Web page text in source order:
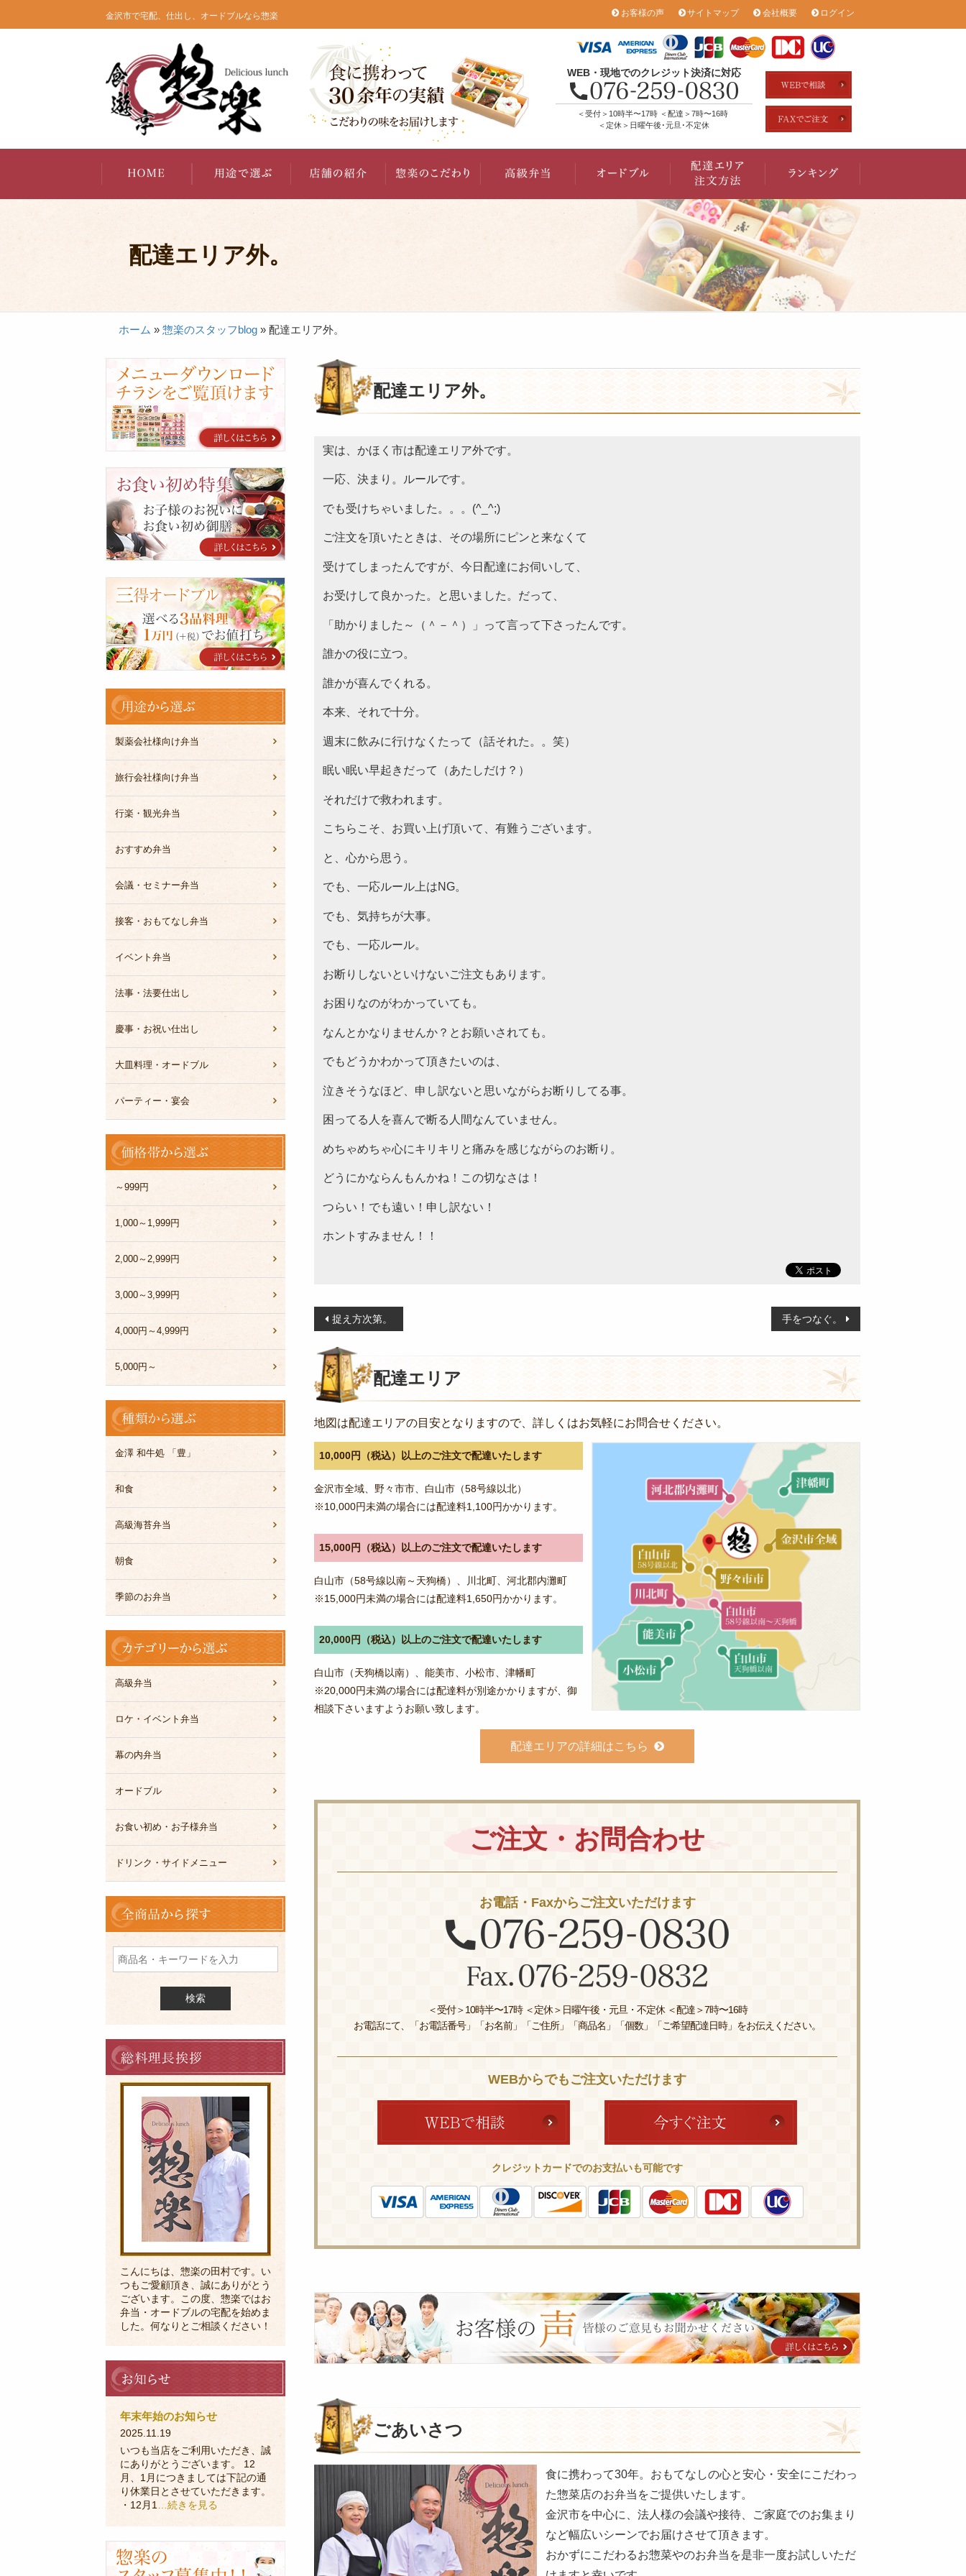
ッ
金沢市で宅配、仕出し、オードブルなら惣楽 お客様の声 サイトマップ 会社概要 ログイン
WEB・現地でのクレジット決済に対応
＜受付＞10時半〜17時 ＜配達＞7時〜16時
＜定休＞日曜午後･元旦･不定休
配達エリア外。
ホーム » 惣楽のスタッフblog » 配達エリア外。
配達エリア外。
実は、かほく市は配達エリア外です。
一応、決まり。ルールです。
でも受けちゃいました。。。(^_^;)
ご注文を頂いたときは、その場所にピンと来なくて
受けてしまったんですが、今日配達にお伺いして、
お受けして良かった。と思いました。だって、
「助かりました～（＾－＾）」って言って下さったんです。
誰かの役に立つ。
誰かが喜んでくれる。
本来、それで十分。
週末に飲みに行けなくたって（話それた。。笑）
眠い眠い早起きだって（あたしだけ？）
それだけで救われます。
こちらこそ、お買い上げ頂いて、有難うございます。
と、心から思う。
でも、一応ルール上はNG。
でも、気持ちが大事。
でも、一応ルール。
お断りしないといけないご注文もあります。
お困りなのがわかっていても。
なんとかなりませんか？とお願いされても。
でもどうかわかって頂きたいのは、
泣きそうなほど、申し訳ないと思いながらお断りしてる事。
困ってる人を喜んで断る人間なんていません。
めちゃめちゃ心にキリキリと痛みを感じながらのお断り。
どうにかならんもんかね！この切なさは！
つらい！でも遠い！申し訳ない！
ホントすみません！！
投
稿
ナ
ビ
ゲ
ー
ョ
ン
捉え方次第。 手をつなぐ。
配達エリア
地図は配達エリアの目安となりますので、詳しくはお気軽にお問合せください。
10,000円（税込）以上のご注文で配達いたします
金沢市全域、野々市市、白山市（58号線以北）
※10,000円未満の場合には配達料1,100円かかります。
15,000円（税込）以上のご注文で配達いたします
白山市（58号線以南～天狗橋）、川北町、河北郡内灘町
※15,000円未満の場合には配達料1,650円かかります。
20,000円（税込）以上のご注文で配達いたします
白山市（天狗橋以南）、能美市、小松市、津幡町
※20,000円未満の場合には配達料が別途かかりますが、御
相談下さいますようお願い致します。
配達エリアの詳細はこちら
ご注文・お問合わせ
お電話・Faxからご注文いただけます
＜受付＞10時半〜17時 ＜定休＞日曜午後・元旦・不定休 ＜配達＞7時〜16時
お電話にて、「お電話番号」「お名前」「ご住所」「商品名」「個数」「ご希望配達日時」をお伝えください。
WEBからでもご注文いただけます
クレジットカードでのお支払いも可能です
皆
様
の
ご
も
お
聞
か
い。
ごあいさつ
食に携わって30年。おもてなしの心と安心・安全にこだわっ
た惣菜店のお弁当をご提供いたします。
金沢市を中心に、法人様の会議や接待、ご家庭でのお集まり
など幅広いシーンでお届けさせて頂きます。
おかずにこだわるお惣菜やのお弁当を是非一度お試しいただ
カ
ロ
グ
い
初
め
特
集
得
オ
ー
ド
ブ
ル
用
途
か
ら
ぶ
製薬会社様向け弁当
旅行会社様向け弁当
行楽・観光弁当
おすすめ弁当
会議・セミナー弁当
接客・おもてなし弁当
イベント弁当
法事・法要仕出し
慶事・お祝い仕出し
大皿料理・オードブル
パーティー・宴会
価
格
帯
か
選
～999円
1,000～1,999円
2,000～2,999円
3,000～3,999円
4,000円～4,999円
5,000円～
種
類
か
ら
ぶ
金澤 和牛処 「豊」
和食
高級海苔弁当
朝食
季節のお弁当
カ
テ
ゴ
リ
か
選
ぶ
高級弁当
ロケ・イベント弁当
幕の内弁当
オードブル
お食い初め・お子様弁当
ドリンク・サイドメニュー
全
商
品
を
料
理
長
こんにちは、惣楽の田村です。い
つもご愛顧頂き、誠にありがとう
ございます。この度、惣楽ではお
弁当・オードブルの宅配を始めま
した。何なりとご相談ください！
お
知
ら
年末年始のお知らせ
2025.11.19
いつも当店をご利用いただき、誠
にありがとうございます。 12
月、1月につきましては下記の通
り休業日とさせていただきます。
・12月1…続きを見る
用